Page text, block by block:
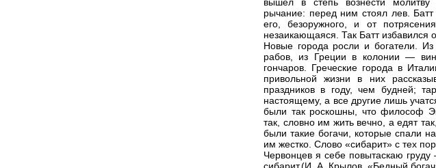
рычание: перед ним стоял лев.
его, безоружного, и от
незаикающаяся. Так Батт избавился
Новые города росли и богатели.
рабов, из Греции в колонии —
гончаров. Греческие города в
привольной жизни в них
праздников в году, чем будней;
настоящему, а все другие лишь
были так роскошны, что философ
так, словно им жить вечно, а едят
были такие богачи, которые спали
им жестко. Слово «сибарит» с тех
Червонцев я себе повытаскаю